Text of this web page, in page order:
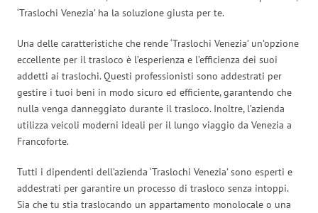
‘Traslochi Venezia’ ha la soluzione giusta per te.
Una delle caratteristiche che rende ‘Traslochi Venezia’ un’opzione
eccellente per il trasloco è l’esperienza e l’efficienza dei suoi
addetti ai traslochi. Questi professionisti sono addestrati per
gestire i tuoi beni in modo sicuro ed efficiente, garantendo che
nulla venga danneggiato durante il trasloco. Inoltre, l’azienda
utilizza veicoli moderni ideali per il lungo viaggio da Venezia a
Francoforte.
Tutti i dipendenti dell’azienda ‘Traslochi Venezia’ sono esperti e
addestrati per garantire un processo di trasloco senza intoppi.
Sia che tu stia traslocando un appartamento monolocale o una